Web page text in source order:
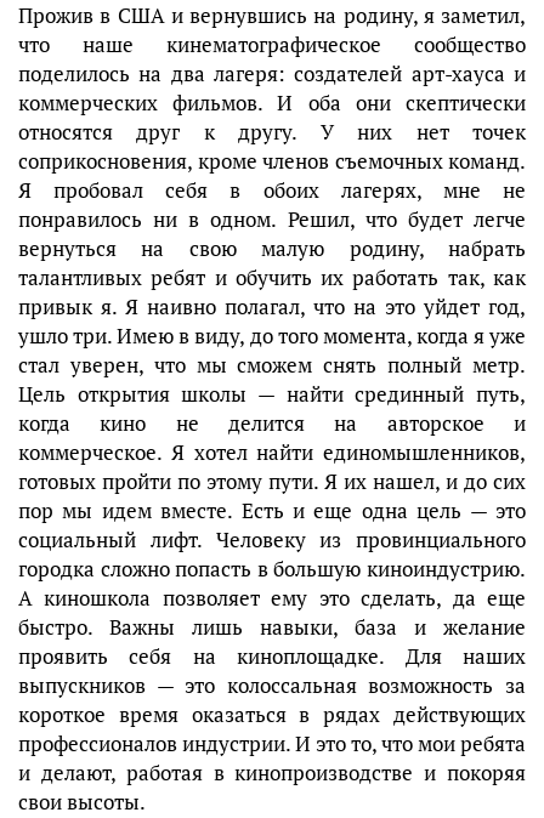
Прожив в США и вернувшись на родину, я заметил,
что наше кинематографическое сообщество
поделилось на два лагеря: создателей арт-хауса и
коммерческих фильмов. И оба они скептически
относятся друг к другу. У них нет точек
соприкосновения, кроме членов съемочных команд.
Я пробовал себя в обоих лагерях, мне не
понравилось ни в одном. Решил, что будет легче
вернуться на свою малую родину, набрать
талантливых ребят и обучить их работать так, как
привык я. Я наивно полагал, что на это уйдет год,
ушло три. Имею в виду, до того момента, когда я уже
стал уверен, что мы сможем снять полный метр.
Цель открытия школы — найти срединный путь,
когда кино не делится на авторское и
коммерческое. Я хотел найти единомышленников,
готовых пройти по этому пути. Я их нашел, и до сих
пор мы идем вместе. Есть и еще одна цель — это
социальный лифт. Человеку из провинциального
городка сложно попасть в большую киноиндустрию.
А киношкола позволяет ему это сделать, да еще
быстро. Важны лишь навыки, база и желание
проявить себя на киноплощадке. Для наших
выпускников — это колоссальная возможность за
короткое время оказаться в рядах действующих
профессионалов индустрии. И это то, что мои ребята
и делают, работая в кинопроизводстве и покоряя
свои высоты.